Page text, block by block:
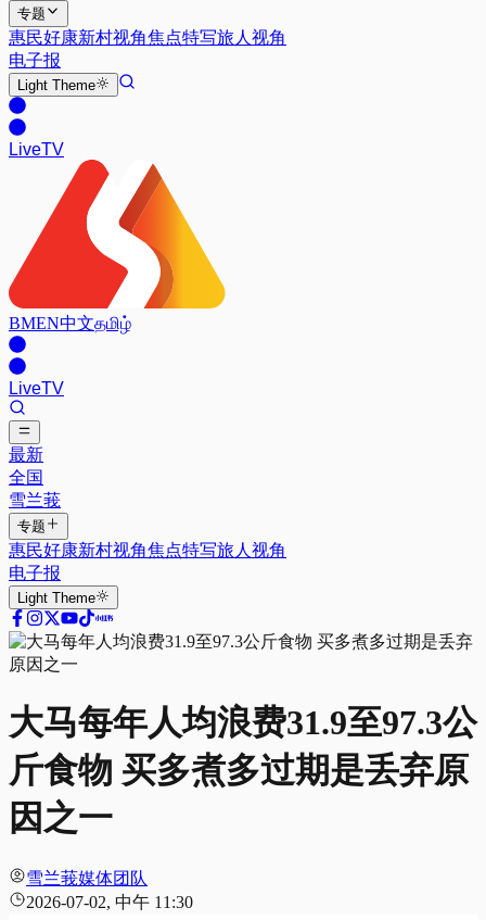
专题
惠民好康新村视角焦点特写旅人视角
电子报
Light Theme
LiveTV
BMEN中文தமிழ்
LiveTV
最新
全国
雪兰莪
专题
惠民好康新村视角焦点特写旅人视角
电子报
Light Theme
大马每年人均浪费31.9至97.3公
斤食物 买多煮多过期是丢弃原
因之一
雪兰莪媒体团队
2026-07-02, 中午 11:30